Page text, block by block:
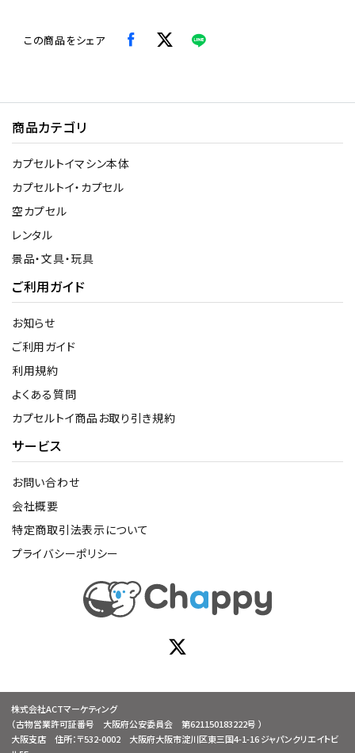
この商品をシェア
商品カテゴリ
カプセルトイマシン本体
カプセルトイ・カプセル
空カプセル
レンタル
景品・文具・玩具
ご利用ガイド
お知らせ
ご利用ガイド
利用規約
よくある質問
カプセルトイ商品お取り引き規約
サービス
お問い合わせ
会社概要
特定商取引法表示について
プライバシーポリシー
株式会社ACTマーケティング
（古物営業許可証番号 大阪府公安委員会 第621150183222号 ）
大阪支店 住所：〒532-0002 大阪府大阪市淀川区東三国4-1-16 ジャパンクリエイトビ